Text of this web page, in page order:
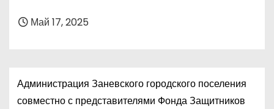
Май 17, 2025
Администрация Заневского городского поселения
совместно с представителями Фонда Защитников